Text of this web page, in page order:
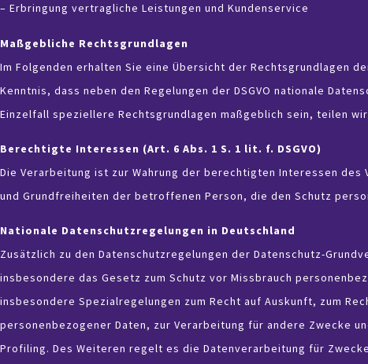
– Erbringung vertragliche Leistungen und Kundenservice
Maßgebliche Rechtsgrundlagen
Im Folgenden erhalten Sie eine Übersicht der Rechtsgrundlagen
Kenntnis, dass neben den Regelungen der DSGVO nationale
Einzelfall speziellere Rechtsgrundlagen maßgeblich sein, teilen
Berechtigte Interessen (Art. 6 Abs. 1 S. 1 lit. f. DSGVO)
Die Verarbeitung ist zur Wahrung der berechtigten Interessen
und Grundfreiheiten der betroffenen Person, die den Schutz
Nationale Datenschutzregelungen in Deutschland
Zusätzlich zu den Datenschutzregelungen der Datenschutz-
insbesondere das Gesetz zum Schutz vor Missbrauch
insbesondere Spezialregelungen zum Recht auf Auskunft, zum
personenbezogener Daten, zur Verarbeitung für andere Zwecke
Profiling. Des Weiteren regelt es die Datenverarbeitung für